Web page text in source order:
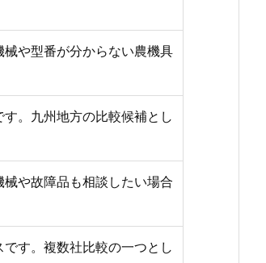
や型番が分からない農機具
。九州地方の比較候補とし
や故障品も相談したい場合
す。複数社比較の一つとし